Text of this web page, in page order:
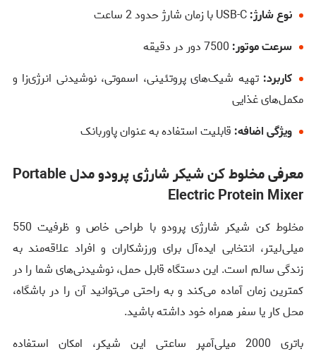
نوع شارژ:
سرعت موتور:
کاربرد: تهیه شیک‌های پروتئینی، اسموتی، نوشیدنی انرژی‌زا و
مکمل‌های غذایی
ویژگی اضافه: قابلیت استفاده به عنوان پاوربانک
معرفی مخلوط کن شیکر شارژی پرودو مدل Portable
Electric Protein Mixer
مخلوط کن شیکر شارژی پرودو با طراحی خاص و ظرفیت 550
میلی‌لیتر، انتخابی ایده‌آل برای ورزشکاران و افراد علاقه‌مند به
زندگی سالم است. این دستگاه قابل حمل، نوشیدنی‌های شما را در
کمترین زمان آماده می‌کند و به راحتی می‌توانید آن را در باشگاه،
محل کار یا سفر همراه خود داشته باشید.
باتری 2000 میلی‌آمپر ساعتی این شیکر، امکان استفاده